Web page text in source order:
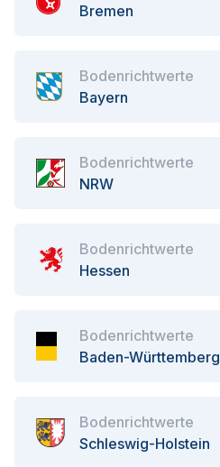
Bremen
Bodenrichtwerte
Bayern
Bodenrichtwerte
NRW
Bodenrichtwerte
Hessen
Bodenrichtwerte
Baden-Württemberg
Bodenrichtwerte
Schleswig-Holstein